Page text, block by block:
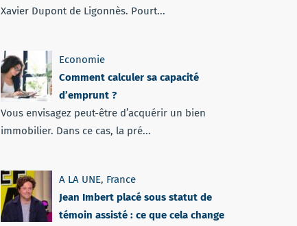
Xavier Dupont de Ligonnès. Pourt...
Economie
Comment calculer sa capacité
d’emprunt ?
Vous envisagez peut-être d’acquérir un bien
immobilier. Dans ce cas, la pré...
A LA UNE, France
Jean Imbert placé sous statut de
témoin assisté : ce que cela change